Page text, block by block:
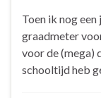
Toen ik nog
graadmeter
voor de (mega)
schooltijd heb